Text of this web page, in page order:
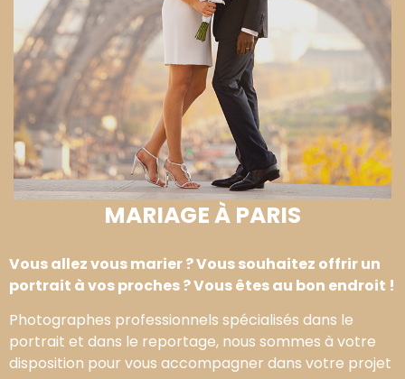
MARIAGE À PARIS
Vous allez vous marier ? Vous souhaitez offrir un
portrait à vos proches ? Vous êtes au bon endroit !
Photographes professionnels spécialisés dans le
portrait et dans le reportage, nous sommes à votre
disposition pour vous accompagner dans votre projet